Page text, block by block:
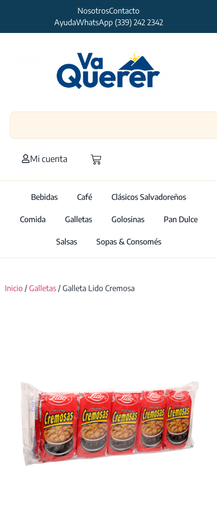
NosotrosContacto
AyudaWhatsApp (339) 242 2342
Mi cuenta
Bebidas Café Clásicos Salvadoreños
Comida Galletas Golosinas Pan Dulce
Salsas Sopas & Consomés
Inicio / Galletas / Galleta Lido Cremosa